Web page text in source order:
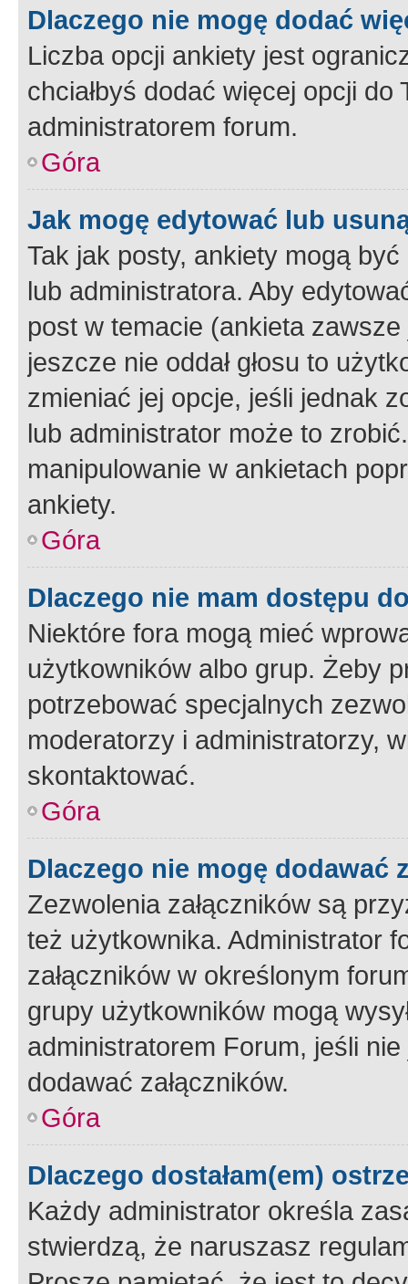
Dlaczego nie mogę dodać
Liczba opcji ankiety jest
chciałbyś dodać więcej opcji
administratorem forum.
Góra
Jak mogę edytować lub
Tak jak posty, ankiety mogą
lub administratora. Aby
post w temacie (ankieta
jeszcze nie oddał głosu to
zmieniać jej opcje, jeśli jednak
lub administrator może to
manipulowanie w ankietach
ankiety.
Góra
Dlaczego nie mam dostępu
Niektóre fora mogą mieć
użytkowników albo grup. Żeby
potrzebować specjalnych
moderatorzy i administratorzy,
skontaktować.
Góra
Dlaczego nie mogę dodawać
Zezwolenia załączników są
też użytkownika. Administrator
załączników w określonym
grupy użytkowników mogą
administratorem Forum, jeśli
dodawać załączników.
Góra
Dlaczego dostałam(em)
Każdy administrator określa
stwierdzą, że naruszasz